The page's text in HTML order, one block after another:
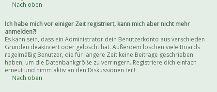
Nach oben
Ich habe mich vor einiger Zeit registriert, kann mich aber nicht mehr
anmelden?!
Es kann sein, dass ein Administrator dein Benutzerkonto aus verschieden
Gründen deaktiviert oder gelöscht hat. Außerdem löschen viele Boards
regelmäßig Benutzer, die für längere Zeit keine Beiträge geschrieben
haben, um die Datenbankgröße zu verringern. Registriere dich einfach
erneut und nimm aktiv an den Diskussionen teil!
Nach oben